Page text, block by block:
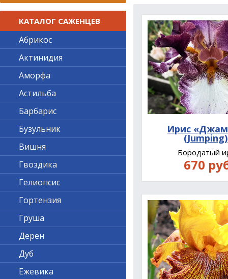
Ирис
Бородатый
670
КАТАЛОГ САЖЕНЦЕВ
Абрикос
Актинидия
Аморфа
Астильба
Барбарис
Бузульник
Вишня
Гвоздика
Гелиопсис
Гортензия
Груша
Дерен
Дуб
Ежевика